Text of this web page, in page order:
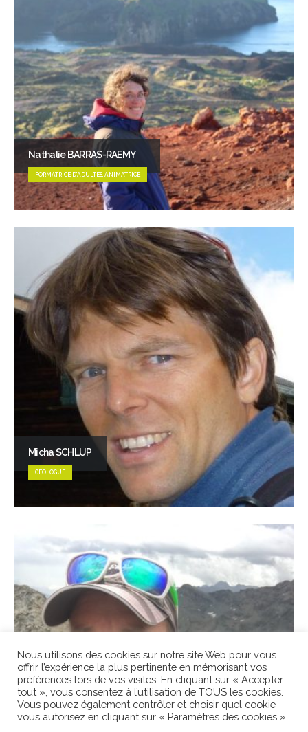
Nathalie BARRAS-RAEMY
FORMATRICE D'ADULTES, ANIMATRICE
Micha SCHLUP
GÉOLOGUE
Nous utilisons des cookies sur notre site Web pour vous
offrir l’expérience la plus pertinente en mémorisant vos
préférences lors de vos visites. En cliquant sur « Accepter
tout », vous consentez à l’utilisation de TOUS les cookies.
Vous pouvez également contrôler et choisir quel cookie
vous autorisez en cliquant sur « Paramètres des cookies »